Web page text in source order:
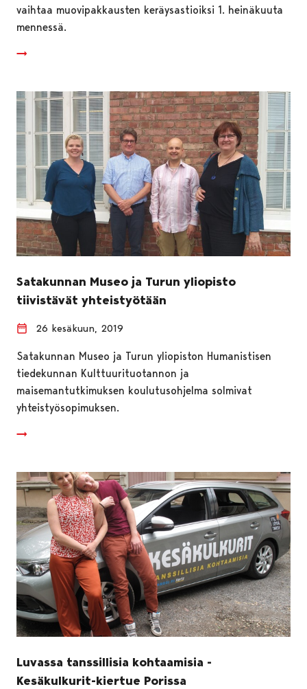
vaihtaa muovipakkausten keräysastioiksi 1. heinäkuuta
mennessä.
Satakunnan Museo ja Turun yliopisto
tiivistävät yhteistyötään
26 kesäkuun, 2019
Satakunnan Museo ja Turun yliopiston Humanistisen
tiedekunnan Kulttuurituotannon ja
maisemantutkimuksen koulutusohjelma solmivat
yhteistyösopimuksen.
Luvassa tanssillisia kohtaamisia -
Kesäkulkurit-kiertue Porissa